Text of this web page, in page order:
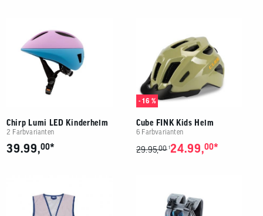
Chirp Lumi LED Kinderhelm
2 Farbvarianten
39.99,00*
- 16 %
Cube FINK Kids Helm
6 Farbvarianten
29.95,00 124.99,00*